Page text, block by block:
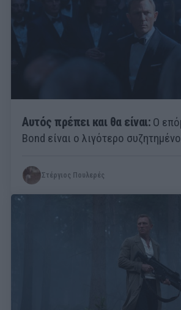
Αυτός πρέπει και θα είναι: Ο
Bond είναι ο λιγότερο
Στέργιος Πουλερές